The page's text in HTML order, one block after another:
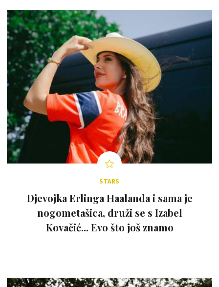
STARS
Djevojka Erlinga Haalanda i sama je
nogometašica, druži se s Izabel
Kovačić... Evo što još znamo